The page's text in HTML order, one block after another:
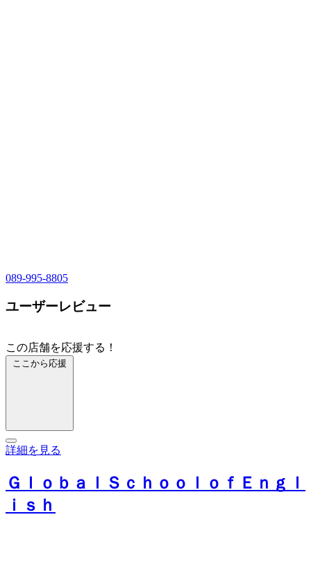
089-995-8805
ユーザーレビュー
この店舗を応援する！
ここから応援
詳細を見る
ＧｌｏｂａｌＳｃｈｏｏｌｏｆＥｎｇｌ
ｉｓｈ